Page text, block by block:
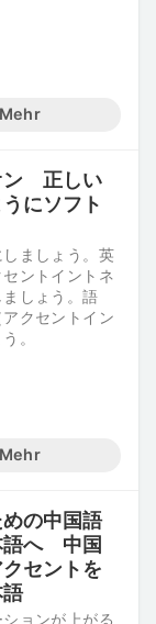
Mehr
ン 正しい
にソフト
ましょう。英
ントイントネ
しょう。語
クセントイン
。
Mehr
の中国語
語へ 中国
セントを
ョンが上がる